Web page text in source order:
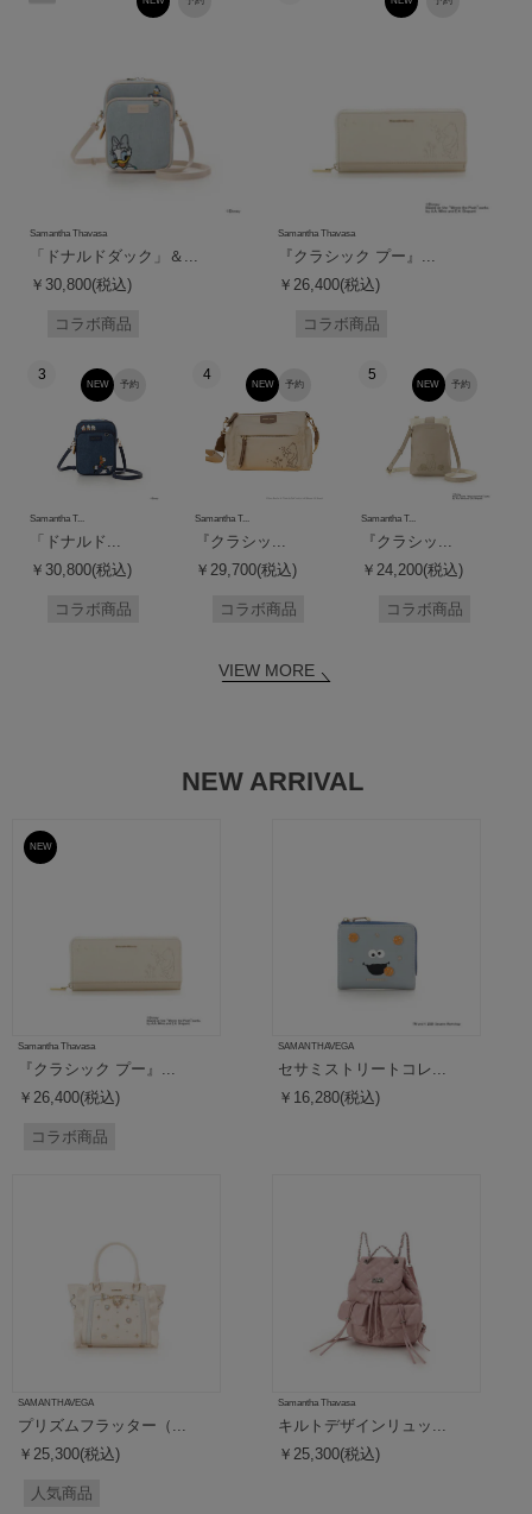
Samantha Thavasa
「ドナルドダック」＆...
￥30,800(税込)
コラボ商品
Samantha Thavasa
『クラシック プー』...
￥26,400(税込)
コラボ商品
3
予約
NEW
Samantha T...
「ドナルド...
￥30,800(税込)
コラボ商品
4
予約
NEW
Samantha T...
『クラシッ...
￥29,700(税込)
コラボ商品
5
予約
NEW
Samantha T...
『クラシッ...
￥24,200(税込)
コラボ商品
VIEW MORE
NEW ARRIVAL
予約
NEW
Samantha Thavasa
『クラシック プー』...
￥26,400(税込)
コラボ商品
SAMANTHAVEGA
セサミストリートコレ...
￥16,280(税込)
SAMANTHAVEGA
プリズムフラッター（...
￥25,300(税込)
人気商品
Samantha Thavasa
キルトデザインリュッ...
￥25,300(税込)